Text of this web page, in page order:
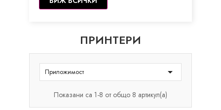
ПРИНТЕРИ
Приложимост 
Показани са 1-8 от общо 8 артикул(а)